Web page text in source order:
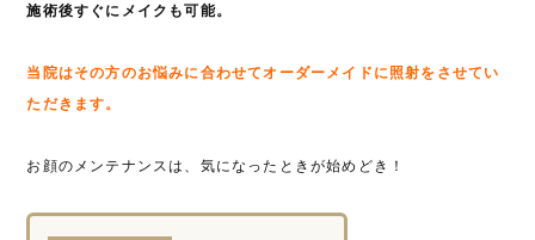
施術後すぐにメイクも可能。
当院はその方のお悩みに合わせてオーダーメイドに照射をさせてい
ただきます。
お顔のメンテナンスは、気になったときが始めどき！